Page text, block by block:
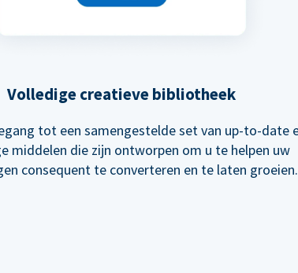
Volledige creatieve bibliotheek
tot een samengestelde set van up-to-date
middelen die zijn ontworpen om u te helpen uw
consequent te converteren en te laten groeien.